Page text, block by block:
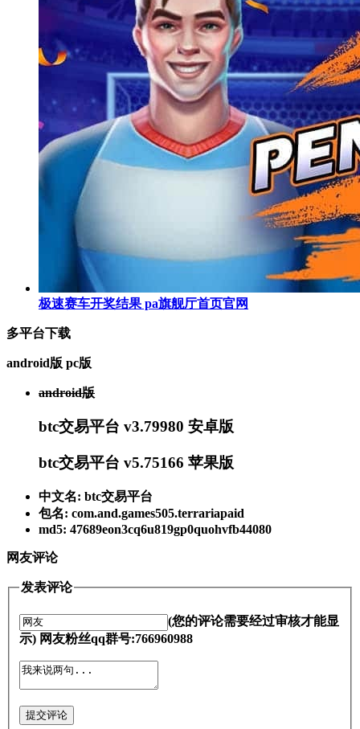
极速赛车开奖结果 pa旗舰厅首页官网
多平台下载
android版 pc版
android版
btc交易平台 v3.79980 安卓版
btc交易平台 v5.75166 苹果版
中文名: btc交易平台
包名: com.and.games505.terrariapaid
md5: 47689eon3cq6u819gp0quohvfb44080
网友评论
发表评论
(您的评论需要经过审核才能显
示) 网友粉丝qq群号:766960988
提交评论